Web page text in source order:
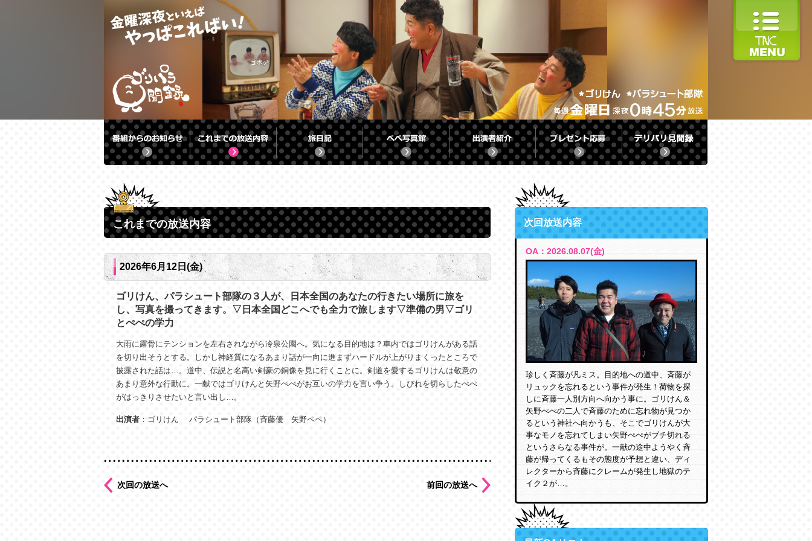
これまでの放送内容
2026年6月12日(金)
ゴリけん、パラシュート部隊の３人が、日本全国のあなたの行きたい場所に旅を
し、写真を撮ってきます。▽日本全国どこへでも全力で旅します▽準備の男▽ゴリ
とぺぺの学力
大雨に露骨にテンションを左右されながら冷泉公園へ。気になる目的地は？車内ではゴリけんがある話
を切り出そうとする。しかし神経質になるあまり話が一向に進まずハードルが上がりまくったところで
披露された話は…。道中、伝説と名高い剣豪の銅像を見に行くことに。剣道を愛するゴリけんは敬意の
あまり意外な行動に。一献ではゴリけんと矢野ぺぺがお互いの学力を言い争う。しびれを切らしたぺぺ
がはっきりさせたいと言い出し…。
出演者 ：ゴリけん パラシュート部隊（斉藤優 矢野ペペ）
次回の放送へ 前回の放送へ
次回放送内容
OA：2026.08.07(金)
珍しく斉藤が凡ミス。目的地への道中、斉藤が
リュックを忘れるという事件が発生！荷物を探
しに斉藤一人別方向へ向かう事に。ゴリけん＆
矢野ぺぺの二人で斉藤のために忘れ物が見つか
るという神社へ向かうも、そこでゴリけんが大
事なモノを忘れてしまい矢野ぺぺがブチ切れる
というさらなる事件が。一献の途中ようやく斉
藤が帰ってくるもその態度が予想と違い、ディ
レクターから斉藤にクレームが発生し地獄のテ
イク２が…。